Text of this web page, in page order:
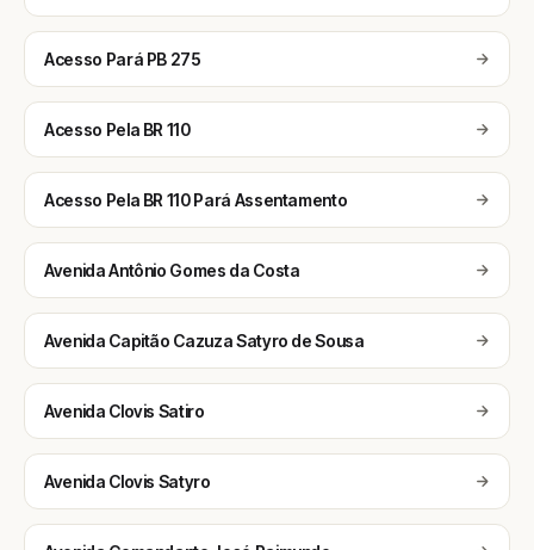
Acesso Pará PB 275
Acesso Pela BR 110
Acesso Pela BR 110 Pará Assentamento
Avenida Antônio Gomes da Costa
Avenida Capitão Cazuza Satyro de Sousa
Avenida Clovis Satiro
Avenida Clovis Satyro